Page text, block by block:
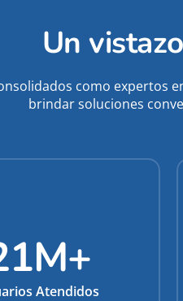
Un
como expertos
brindar soluciones
Atendidos
M+